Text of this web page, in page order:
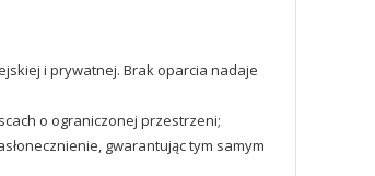
i prywatnej. Brak oparcia nadaje
o ograniczonej przestrzeni;
gwarantując tym samym